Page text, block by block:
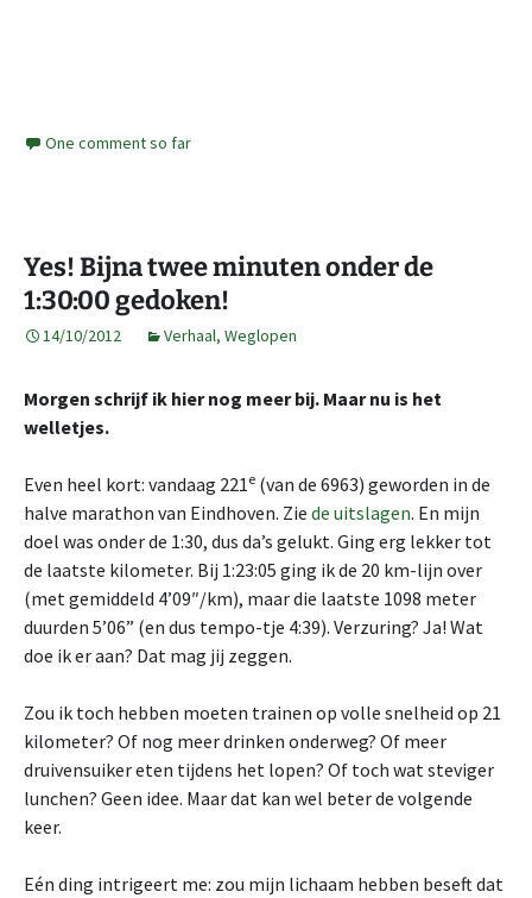
One comment so far
Yes! Bijna twee minuten onder de
1:30:00 gedoken!
14/10/2012 Verhaal, Weglopen
Morgen schrijf ik hier nog meer bij. Maar nu is het
welletjes.
Even heel kort: vandaag 221 e (van de 6963) geworden in de
halve marathon van Eindhoven. Zie de uitslagen. En mijn
doel was onder de 1:30, dus da’s gelukt. Ging erg lekker tot
de laatste kilometer. Bij 1:23:05 ging ik de 20 km-lijn over
(met gemiddeld 4’09″/km), maar die laatste 1098 meter
duurden 5’06” (en dus tempo-tje 4:39). Verzuring? Ja! Wat
doe ik er aan? Dat mag jij zeggen.
Zou ik toch hebben moeten trainen op volle snelheid op 21
kilometer? Of nog meer drinken onderweg? Of meer
druivensuiker eten tijdens het lopen? Of toch wat steviger
lunchen? Geen idee. Maar dat kan wel beter de volgende
keer.
Eén ding intrigeert me: zou mijn lichaam hebben beseft dat